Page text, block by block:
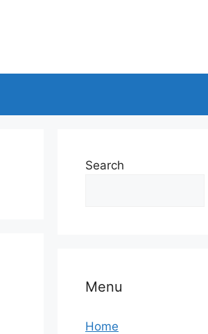
Search
Menu
Home